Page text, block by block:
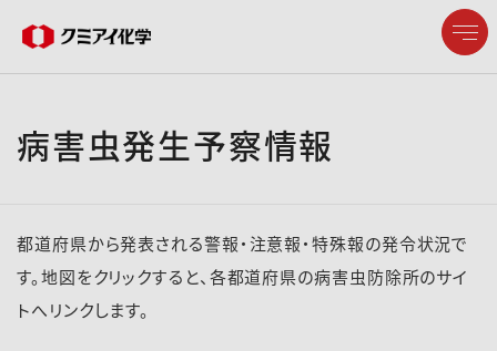
企業情報
研究開発
病害虫発生予察情報
都道府県から発表される警報・注意報・特殊報の発令状況で
す。地図をクリックすると、各都道府県の病害虫防除所のサイ
トへリンクします。